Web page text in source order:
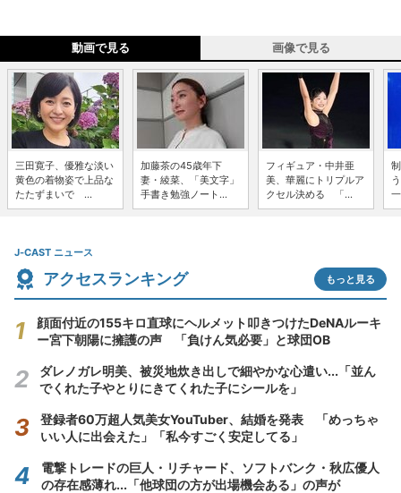
動画で見る 画像で見る
三田寛子、優雅な淡い
黄色の着物姿で上品な
たたずまいで ...
加藤茶の45歳年下
妻・綾菜、「美文字」
手書き勉強ノート...
フィギュア・中井亜
美、華麗にトリプルア
クセル決める 「...
J-CAST ニュース
アクセスランキング もっと見る
顔面付近の155キロ直球にヘルメット叩きつけたDeNAルーキ
ー宮下朝陽に擁護の声 「負けん気必要」と球団OB
ダレノガレ明美、被災地炊き出しで細やかな心遣い...「並ん
でくれた子やとりにきてくれた子にシールを」
登録者60万超人気美女YouTuber、結婚を発表 「めっちゃ
いい人に出会えた」「私今すごく安定してる」
電撃トレードの巨人・リチャード、ソフトバンク・秋広優人
の存在感薄れ...「他球団の方が出場機会ある」の声が